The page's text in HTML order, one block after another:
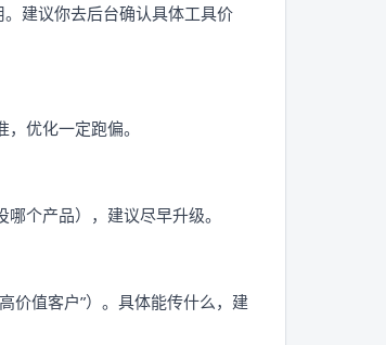
建议你去后台确认具体工具价
优化一定跑偏。
个产品），建议尽早升级。
价值客户”）。具体能传什么，建